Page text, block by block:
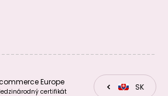
Europe
certifikát CZSK